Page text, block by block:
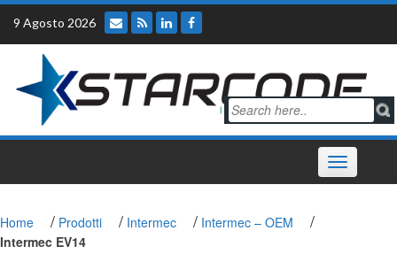
Skip
content
9 Agosto 2026
Toggle
navigation
Home / Prodotti / Intermec / Intermec – OEM /
Intermec EV14